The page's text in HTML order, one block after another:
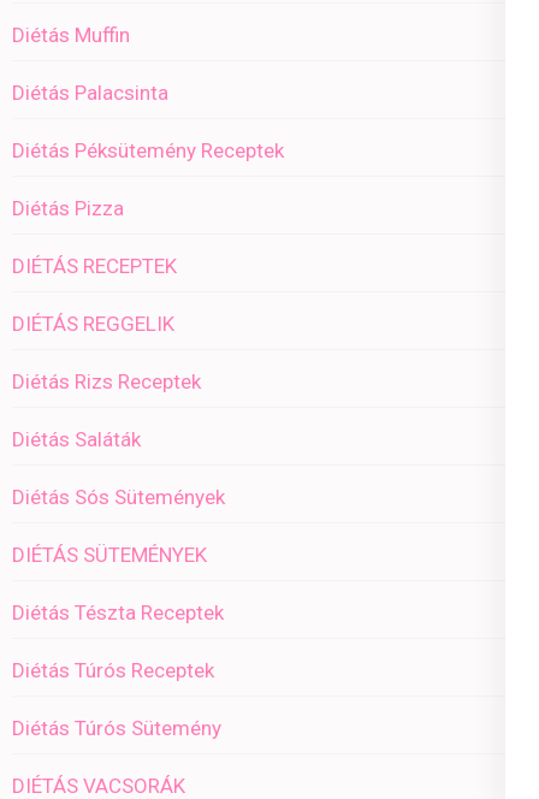
Diétás Muffin
Diétás Palacsinta
Diétás Péksütemény Receptek
Diétás Pizza
DIÉTÁS RECEPTEK
DIÉTÁS REGGELIK
Diétás Rizs Receptek
Diétás Saláták
Diétás Sós Sütemények
DIÉTÁS SÜTEMÉNYEK
Diétás Tészta Receptek
Diétás Túrós Receptek
Diétás Túrós Sütemény
DIÉTÁS VACSORÁK